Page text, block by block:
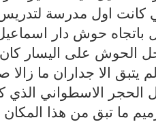
كانت اول مدرسة لتدريس
1956م، لنكمل باتجاه حوش
الحوش على اليسار كان
الا جداران ما زالا
الاسطواني الذي
ما تبق من هذا